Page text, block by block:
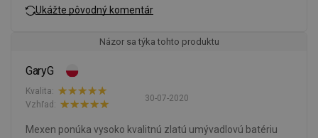
Ukážte pôvodný komentár
Názor sa týka tohto produktu
GaryG
30-07-2020
Kvalita:
Vzhľad:
Mexen ponúka vysoko kvalitnú zlatú umývadlovú batériu